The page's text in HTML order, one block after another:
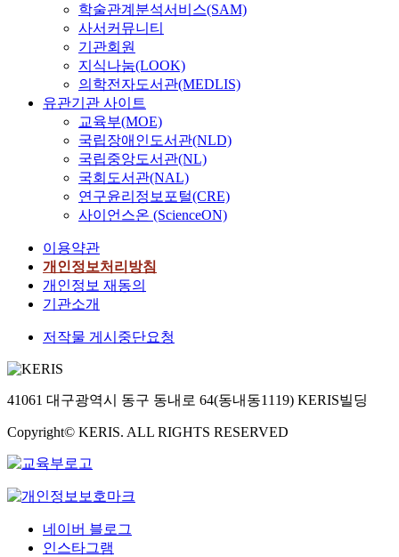
학술관계분석서비스(SAM)
사서커뮤니티
기관회원
지식나눔(LOOK)
의학전자도서관(MEDLIS)
유관기관 사이트
교육부(MOE)
국립장애인도서관(NLD)
국립중앙도서관(NL)
국회도서관(NAL)
연구윤리정보포털(CRE)
사이언스온 (ScienceON)
이용약관
개인정보처리방침
개인정보 재동의
기관소개
저작물 게시중단요청
41061 대구광역시 동구 동내로 64(동내동1119) KERIS빌딩
Copyright© KERIS. ALL RIGHTS RESERVED
네이버 블로그
인스타그램